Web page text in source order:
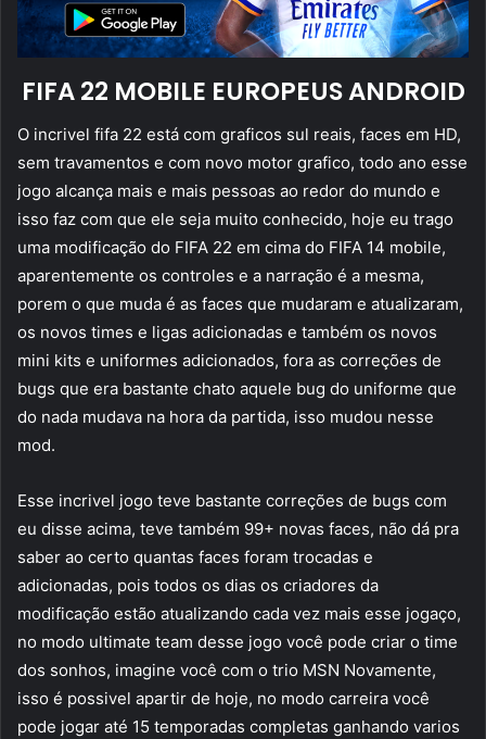
FIFA 22 MOBILE EUROPEUS ANDROID
O incrivel fifa 22 está com graficos sul reais, faces em HD,
sem travamentos e com novo motor grafico, todo ano esse
jogo alcança mais e mais pessoas ao redor do mundo e
isso faz com que ele seja muito conhecido, hoje eu trago
uma modificação do FIFA 22 em cima do FIFA 14 mobile,
aparentemente os controles e a narração é a mesma,
porem o que muda é as faces que mudaram e atualizaram,
os novos times e ligas adicionadas e também os novos
mini kits e uniformes adicionados, fora as correções de
bugs que era bastante chato aquele bug do uniforme que
do nada mudava na hora da partida, isso mudou nesse
mod.
Esse incrivel jogo teve bastante correções de bugs com
eu disse acima, teve também 99+ novas faces, não dá pra
saber ao certo quantas faces foram trocadas e
adicionadas, pois todos os dias os criadores da
modificação estão atualizando cada vez mais esse jogaço,
no modo ultimate team desse jogo você pode criar o time
dos sonhos, imagine você com o trio MSN Novamente,
isso é possivel apartir de hoje, no modo carreira você
pode jogar até 15 temporadas completas ganhando varios